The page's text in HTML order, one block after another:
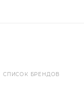
СПИСОК БРЕНДОВ